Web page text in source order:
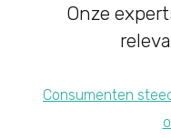
Onze
Consumenten